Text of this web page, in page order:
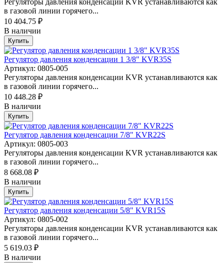
Регуляторы давления конденсации KVR устанавливаются как
в газовой линии горячего...
10 404.75 ₽
В наличии
Купить
Регулятор давления конденсации 1 3/8" KVR35S
Артикул: 0805-005
Регуляторы давления конденсации KVR устанавливаются как
в газовой линии горячего...
10 448.28 ₽
В наличии
Купить
Регулятор давления конденсации 7/8" KVR22S
Артикул: 0805-003
Регуляторы давления конденсации KVR устанавливаются как
в газовой линии горячего...
8 668.08 ₽
В наличии
Купить
Регулятор давления конденсации 5/8" KVR15S
Артикул: 0805-002
Регуляторы давления конденсации KVR устанавливаются как
в газовой линии горячего...
5 619.03 ₽
В наличии